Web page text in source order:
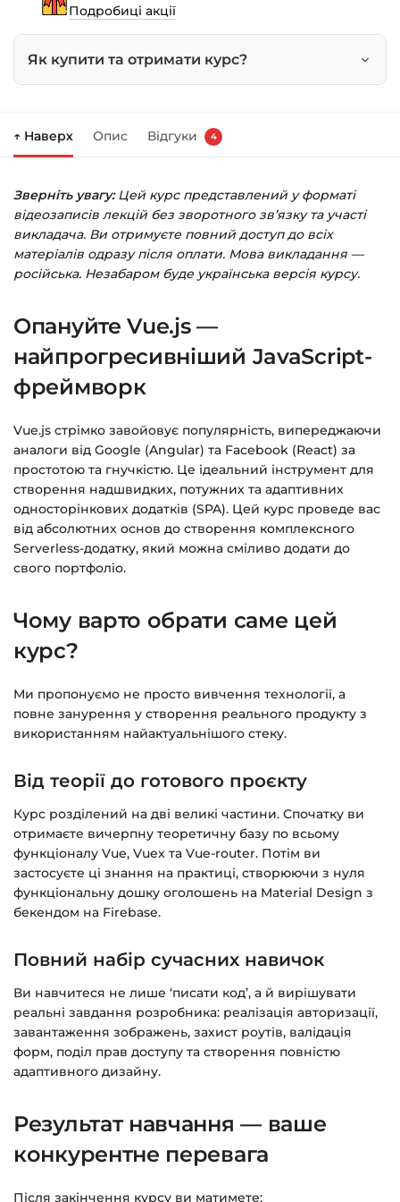
кількістьПодробиці акції
Як купити та отримати курс?
Праворуч з’явиться кошик — натисніть
Заповніть всі поля (пошта та пароль).
Оплатіть зручним способом (більше 8
способів оплати).
Натисніть її — і відкриється сторінка з
курсами.
Додатково посилання на курс прийде вам
Доступ до курсів: без обмежень за часом.
Детальніше про оплату та безпеку — у довідці
>>>
Питання?Пишіть на info@siluette.com.uaабо в
чат на сайті.
↑ Наверх Опис Відгуки 4
Зверніть увагу:Цей курс представлений у форматі
відеозаписів лекцій без зворотного зв’язку та участі
викладача. Ви отримуєте повний доступ до всіх
матеріалів одразу після оплати. Мова викладання —
російська. Незабаром буде українська версія курсу.
Опануйте Vue.js —
найпрогресивніший JavaScript-
фреймворк
Vue.js стрімко завойовує популярність, випереджаючи
аналоги від Google (Angular) та Facebook (React) за
простотою та гнучкістю. Це ідеальний інструмент для
створення надшвидких, потужних та адаптивних
односторінкових додатків (SPA). Цей курс проведе вас
від абсолютних основ до створення комплексного
Serverless-додатку, який можна сміливо додати до
свого портфоліо.
Чому варто обрати саме цей
курс?
Ми пропонуємо не просто вивчення технології, а
повне занурення у створення реального продукту з
використанням найактуальнішого стеку.
Від теорії до готового проєкту
Курс розділений на дві великі частини. Спочатку ви
отримаєте вичерпну теоретичну базу по всьому
функціоналу Vue, Vuex та Vue-router. Потім ви
застосуєте ці знання на практиці, створюючи з нуля
функціональну дошку оголошень на Material Design з
бекендом на Firebase.
Повний набір сучасних навичок
Ви навчитеся не лише ‘писати код’, а й вирішувати
реальні завдання розробника: реалізація авторизації,
завантаження зображень, захист роутів, валідація
форм, поділ прав доступу та створення повністю
адаптивного дизайну.
Результат навчання — ваше
конкурентне перевага
Після закінчення курсу ви матимете: